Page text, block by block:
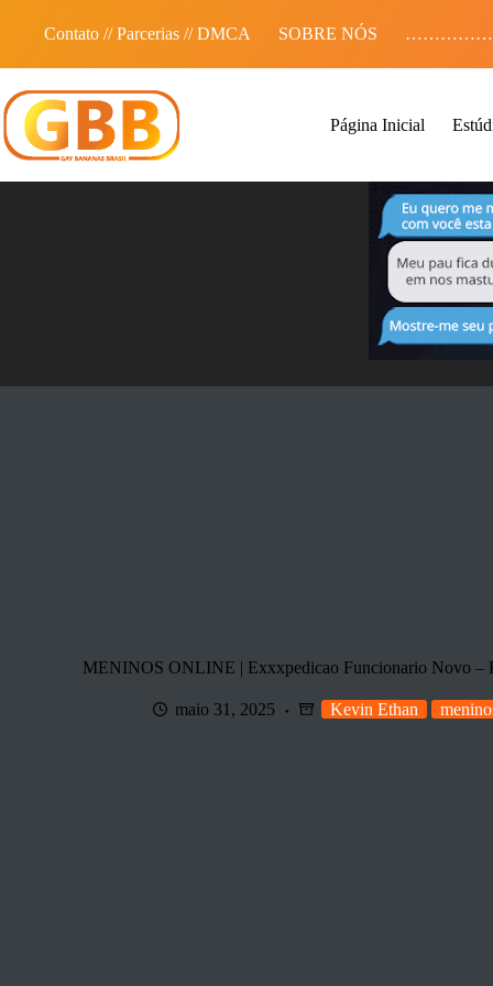
conteúdo
Contato // Parcerias // DMCA SOBRE NÓS
Página Inicial
MENINOS ONLINE | Exxxpedicao Funcionario Novo –
maio 31, 2025 Kevin Ethan